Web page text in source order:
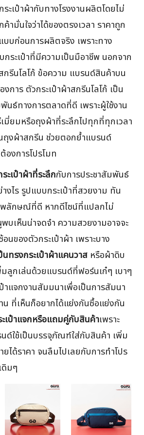
ะเป๋าผ้ากับทางโรงงานผลิตโดยไม่
ามั่นใจว่าได้ของตรงเวลา ราคาถูก
บก่อนการผลิตจริง เพราะทาง
ระเป๋าที่มีความเป็นมือาชีพ นอกจาก
รีนโลโก้ ข้อความ แบรนด์สินค้าบน
งการ ตัวกระเป๋าผ้าสกรีนโลโก้ เป็น
นธ์ทางการตลาดที่ดี เพราะผู้ใช้งาน
มี่ยมหรือถุงผ้าที่ระลึกไปทุกที่ทุกเวลา
ถุงผ้าสกรีน ช่วยตอกย้ำแบรนด์
งการโปรโมท
เป๋าผ้าที่ระลึกกับการประชาสัมพันธ์
งไร รูปแบบกระเป๋าที่สวยงาม ทัน
ลักษณ์ที่ดี หากดีไซน์ที่แปลกไม่
บเห็นน่าจดจำ ความสวยงามอาจจะ
นของตัวกระเป๋าผ้า เพราะบาง
ทรงกระเป๋าผ้าแคนวาส หรือผ้าดิบ
ลูกเล่นด้วยแบรนด์ที่ฟอร์นเก๋ๆ เบาๆ
าแจกงานสัมมนาเพื่อเป็นการสัมนา
ที่เห็นก็อยากได้แย่งกันซื้อแย่งกัน
เป๋าแจกหรือแถมคู่กับสินค้าเพราะ
ด์ใช้เป็นบรรจุภัณฑ์ใส่กับสินค้า เพิ่ม
ได้ราคา จนลืมไปเลยกับการทำโปร
ดิมๆ